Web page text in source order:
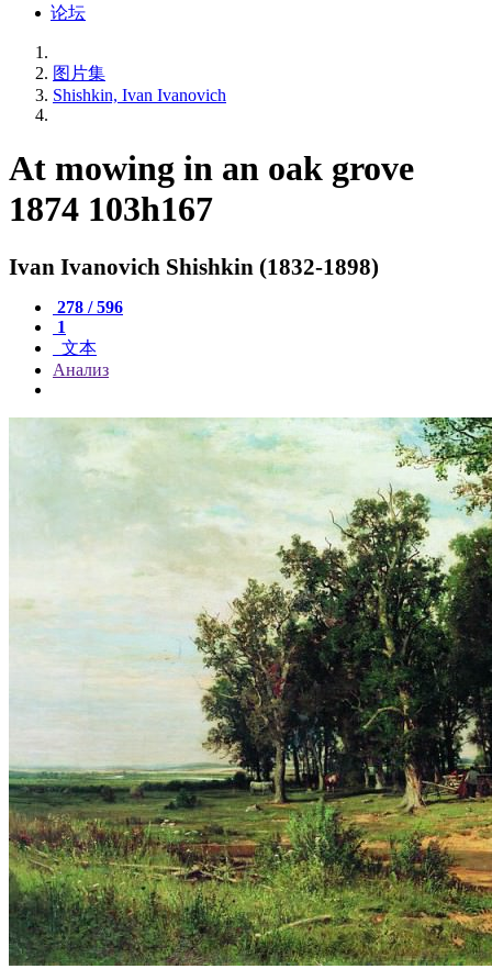
论坛
图片集
Shishkin, Ivan Ivanovich
At mowing in an oak grove
1874 103h167
Ivan Ivanovich Shishkin (1832-1898)
278 / 596
1
文本
Анализ